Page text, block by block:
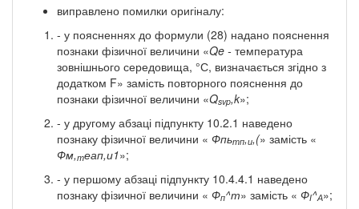
виправлено помилки оригіналу:
- у поясненнях до формули (28) надано пояснення
познаки фізичної величини «Qe - температура
зовнішнього середовища, °С, визначається згідно з
додатком F» замість повторного пояснення до
познаки фізичної величини «Qsvp,k»;
- у другому абзаці підпункту 10.2.1 наведено
познаку фізичної величини « Фпьтп,и,(» замість «
Фм,теап,и1»;
- у першому абзаці підпункту 10.4.4.1 наведено
познаку фізичної величини « Фп^т» замість « ФІ^А»;